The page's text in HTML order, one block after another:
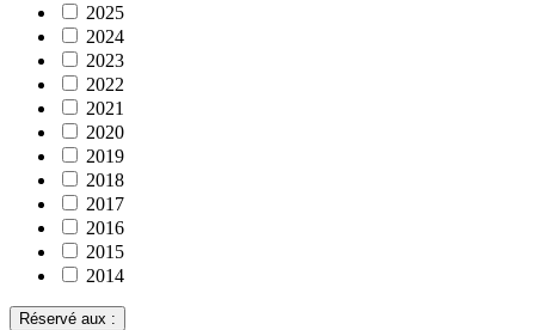
2025
2024
2023
2022
2021
2020
2019
2018
2017
2016
2015
2014
Réservé aux :